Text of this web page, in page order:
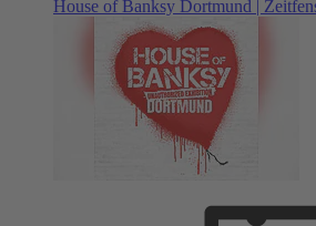
House of Banksy Dortmund |